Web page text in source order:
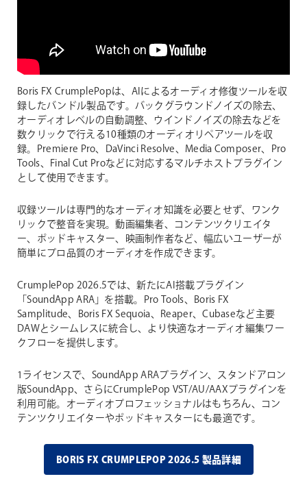
Boris FX CrumplePopは、AIによるオーディオ修復ツールを収
録したバンドル製品です。バックグラウンドノイズの除去、
オーディオレベルの自動調整、ウインドノイズの除去などを
数クリックで行える10種類のオーディオリペアツールを収
録。Premiere Pro、DaVinci Resolve、Media Composer、Pro
Tools、Final Cut Proなどに対応するマルチホストプラグイン
として使用できます。
収録ツールは専門的なオーディオ知識を必要とせず、ワンク
リックで整音を実現。動画編集者、コンテンツクリエイタ
ー、ポッドキャスター、映画制作者など、幅広いユーザーが
簡単にプロ品質のオーディオを作成できます。
CrumplePop 2026.5では、新たにAI搭載プラグイン
「SoundApp ARA」を搭載。Pro Tools、Boris FX
Samplitude、Boris FX Sequoia、Reaper、Cubaseなど主要
DAWとシームレスに統合し、より快適なオーディオ編集ワー
クフローを提供します。
1ライセンスで、SoundApp ARAプラグイン、スタンドアロン
版SoundApp、さらにCrumplePop VST/AU/AAXプラグインを
利用可能。オーディオプロフェッショナルはもちろん、コン
テンツクリエイターやポッドキャスターにも最適です。
BORIS FX CRUMPLEPOP 2026.5 製品詳細